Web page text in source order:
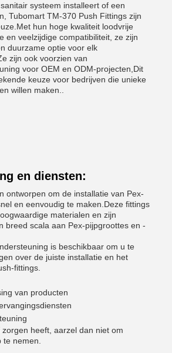
systeem installeert of een
Tubomart TM-370 Push Fittings zijn
hun hoge kwaliteit loodvrije
en veelzijdige compatibiliteit, ze zijn
duurzame optie voor elk
zijn ook voorzien van
voor OEM en ODM-projecten,Dit
keuze voor bedrijven die unieke
willen maken..
en diensten:
ontworpen om de installatie van Pex-
en eenvoudig te maken.Deze fittings
materialen en zijn
breed scala aan Pex-pijpgroottes en -
is beschikbaar om u te
over de juiste installatie en het
fittings.
van producten
heeft, aarzel dan niet om
nemen.